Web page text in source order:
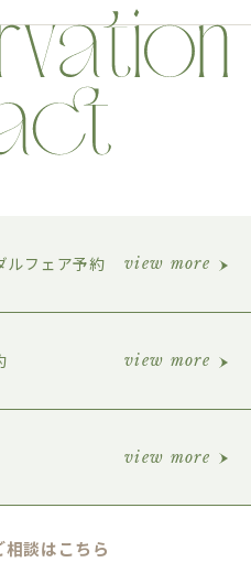
ルフェア予約 view more
view more
view more
談はこちら